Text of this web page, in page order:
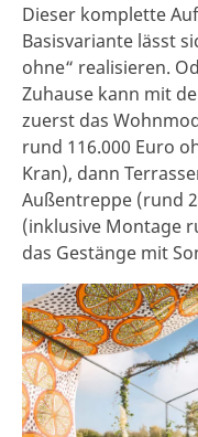
Dieser komplette
Basisvariante lässt
ohne“ realisieren.
Zuhause kann mit
zuerst das
rund 116.000 Euro
Kran), dann
Außentreppe (rund
(inklusive Montage
das Gestänge mit